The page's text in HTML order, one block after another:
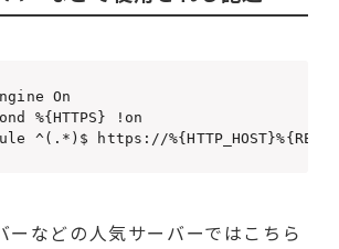
On
%{HTTPS} !on
^(.*)$ https://
ーなどの人気サーバーではこちら